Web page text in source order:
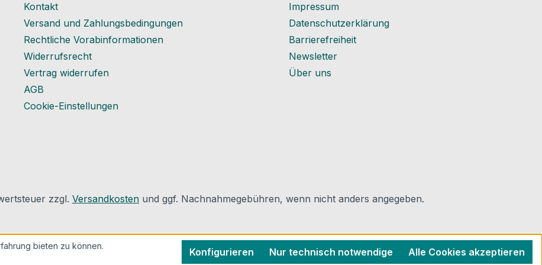
ist eine
zu
0,05
N / 25
> 20
h UV-
gut Kern
Kontakt
Versand und Zahlungsbedingungen
Rechtliche Vorabinformationen
Widerrufsrecht
Vertrag widerrufen
AGB
Cookie-Einstellungen
Impressum
Datenschutzerklärung
Barrierefreiheit
Newsletter
Über uns
zzgl. Versandkosten und ggf. Nachnahmegebühren, wenn nicht anders angegeben.
bieten zu können.
Nur technisch notwendige
Konfigurieren Alle Cookies akzeptieren